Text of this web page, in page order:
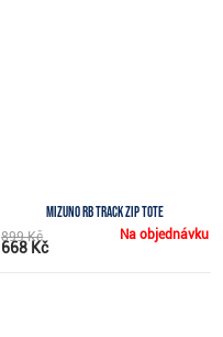
Mizuno RB Track Zip Tote
Na objednávku
899 Kč
668 Kč